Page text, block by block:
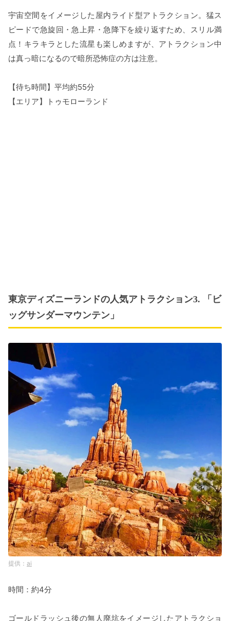
宇宙空間をイメージした屋内ライド型アトラクション。猛ス
ピードで急旋回・急上昇・急降下を繰り返すため、スリル満
点！キラキラとした流星も楽しめますが、アトラクション中
は真っ暗になるので暗所恐怖症の方は注意。
【待ち時間】平均約55分
【エリア】トゥモローランド
東京ディズニーランドの人気アトラクション3. 「ビ
ッグサンダーマウンテン」
ai
時間：約4分
ゴールドラッシュ後の無人廃坑をイメージしたアトラクショ